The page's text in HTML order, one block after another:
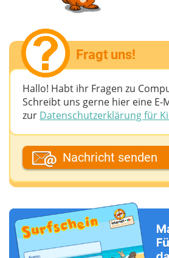
Fragt uns!
Hallo! Habt ihr Fragen zu
Schreibt uns gerne hier eine E-
zur Datenschutzerklärung für
Dein Fantasiename
Deine E-Mail-Adresse (wenn du
möchtest)
Nachricht senden